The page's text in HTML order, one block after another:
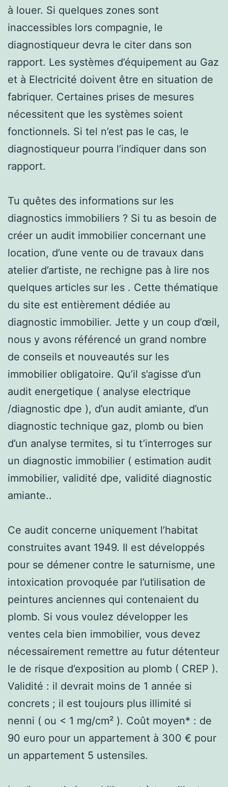
à louer. Si quelques zones sont
inaccessibles lors compagnie, le
diagnostiqueur devra le citer dans son
rapport. Les systèmes d’équipement au Gaz
et à Electricité doivent être en situation de
fabriquer. Certaines prises de mesures
nécessitent que les systèmes soient
fonctionnels. Si tel n’est pas le cas, le
diagnostiqueur pourra l’indiquer dans son
rapport.
Tu quêtes des informations sur les
diagnostics immobiliers ? Si tu as besoin de
créer un audit immobilier concernant une
location, d’une vente ou de travaux dans
atelier d’artiste, ne rechigne pas à lire nos
quelques articles sur les . Cette thématique
du site est entièrement dédiée au
diagnostic immobilier. Jette y un coup d’œil,
nous y avons référencé un grand nombre
de conseils et nouveautés sur les
immobilier obligatoire. Qu’il s’agisse d’un
audit energetique ( analyse electrique
/diagnostic dpe ), d’un audit amiante, d’un
diagnostic technique gaz, plomb ou bien
d’un analyse termites, si tu t’interroges sur
un diagnostic immobilier ( estimation audit
immobilier, validité dpe, validité diagnostic
amiante..
Ce audit concerne uniquement l’habitat
construites avant 1949. Il est développés
pour se démener contre le saturnisme, une
intoxication provoquée par l’utilisation de
peintures anciennes qui contenaient du
plomb. Si vous voulez développer les
ventes cela bien immobilier, vous devez
nécessairement remettre au futur détenteur
le de risque d’exposition au plomb ( CREP ).
Validité : il devrait moins de 1 année si
concrets ; il est toujours plus illimité si
nenni ( ou < 1 mg/cm² ). Coût moyen* : de
90 euro pour un appartement à 300 € pour
un appartement 5 ustensiles.